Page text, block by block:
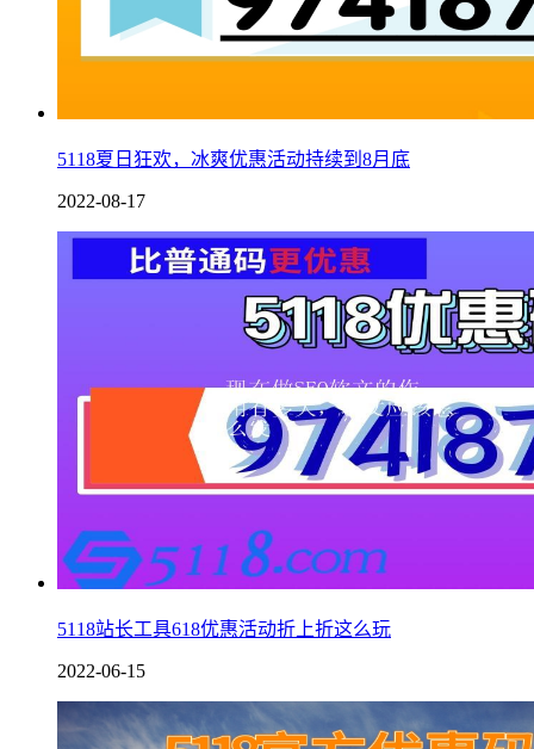
5118夏日狂欢，冰爽优惠活动持续到8月底
2022-08-17
5118站长工具618优惠活动折上折这么玩
2022-06-15